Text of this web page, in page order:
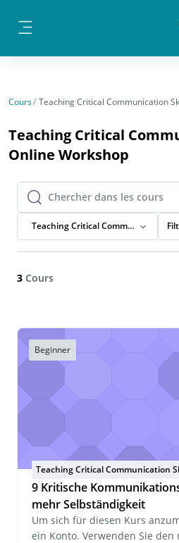
Cours Teaching Critical Communication
Teaching Critical
Online Workshop
Chercher dans les cours
Chercher dans les cours
Teaching Critical Communication
3 Cours
Beginner
Teaching Critical Communication
9 Kritische
mehr Selbständigkeit
Um sich für diesen Kurs
ein Konto. Verwenden Sie